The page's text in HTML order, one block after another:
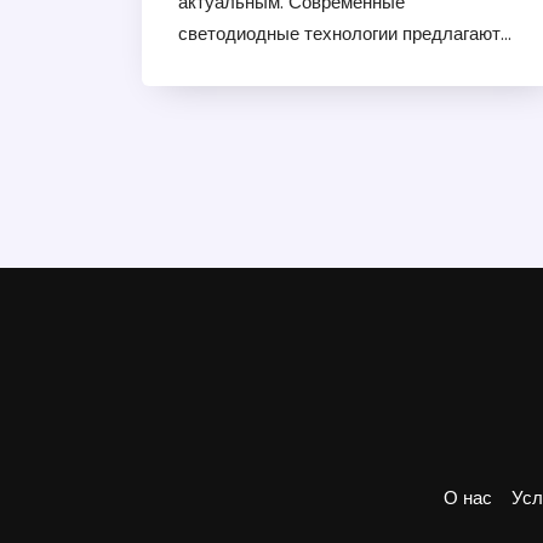
светодиодные технологии предлагают
О нас